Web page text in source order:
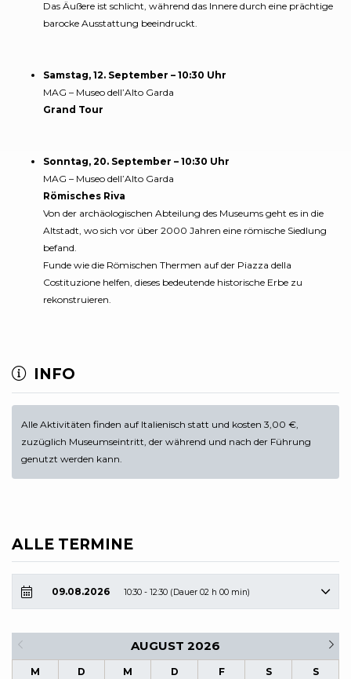
Das Äußere ist schlicht, während das Innere durch eine prächtige
barocke Ausstattung beeindruckt.
Samstag, 12. September – 10:30 Uhr
MAG – Museo dell’Alto Garda
Grand Tour
Sonntag, 20. September – 10:30 Uhr
MAG – Museo dell’Alto Garda
Römisches Riva
Von der archäologischen Abteilung des Museums geht es in die
Altstadt, wo sich vor über 2000 Jahren eine römische Siedlung
befand.
Funde wie die Römischen Thermen auf der Piazza della
Costituzione helfen, dieses bedeutende historische Erbe zu
rekonstruieren.
INFO
Alle Aktivitäten finden auf Italienisch statt und kosten 3,00 €,
zuzüglich Museumseintritt, der während und nach der Führung
genutzt werden kann.
ALLE TERMINE
09.08.2026 10:30 - 12:30 (Dauer 02 h 00 min)
AUGUST 2026
M D M D F S S